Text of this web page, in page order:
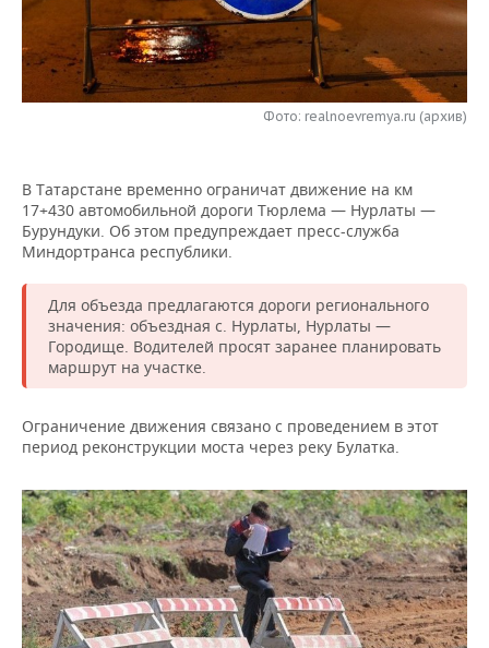
НЕФТЕХИМИЯ
НЕФТЬ
ОПК
РОЗНИЧНАЯ ТОРГОВЛЯ
ТРАНСПОРТ
НОВОСТИ ТЕХНОЛОГИЙ
ТЕЛЕКОММУНИКАЦИИ
МЕРОПРИЯТИЯ
НОВОСТИ МЕРОПРИЯТИЙ
БИЗНЕС-БРАНЧИ
ONLINE-КОНФЕРЕНЦИИ
ФУТБОЛ
ХОККЕЙ
ВОЛЕЙБОЛ
КИБЕРСПОРТ
ФИГУРНОЕ КАТАНИЕ
ВОДНЫЕ ВИДЫ СПОРТА
ХОККЕЙ С МЯЧОМ
НОВОСТИ ОБЩЕСТВА
ВЛАСТЬ
ИСТОРИЯ
КУЛЬТУРА
МЕДИЦИНА
ОБРАЗОВАНИЕ
ПРОИСШЕСТВИЯ
ФОТОГАЛЕРЕЯ
СЮЖЕТЫ
СПРАВОЧНИК
СПИСОК ПЕРСОН
СПИСОК КОМПАНИЙ
ПОЛНАЯ ВЕРСИЯ
Фото: realnoevremya.ru (архив)
В Татарстане временно ограничат движение на км
17+430 автомобильной дороги Тюрлема — Нурлаты —
Бурундуки. Об этом предупреждает пресс-служба
Миндортранса республики.
Для объезда предлагаются дороги регионального
значения: объездная с. Нурлаты, Нурлаты —
Городище. Водителей просят заранее планировать
маршрут на участке.
Ограничение движения связано с проведением в этот
период реконструкции моста через реку Булатка.